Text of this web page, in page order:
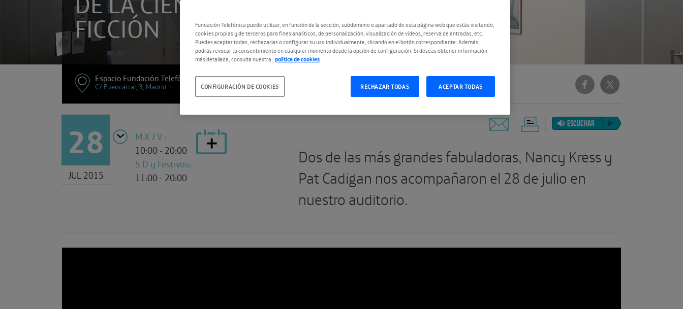
FICCIÓN
Espacio Fundación Telefónica
C/ Fuencarral, 3, Madrid
28
JUL 2015
M X J V :
10:00 - 20:00
S D y Festivos:
11:00 - 20:00
ESCUCHAR
Dos de las más grandes fabuladoras, Nancy Kress y
Pat Cadigan nos acompañaron el 28 de julio en
nuestro auditorio.
Fundación Telefónica puede utilizar, en función de la sección, subdominio o apartado de esta página web que estás visitando,
cookies propias y de terceros para fines analíticos, de personalización, visualización de vídeos, reserva de entradas, etc.
Puedes aceptar todas, rechazarlas o configurar su uso individualmente, clicando en el botón correspondiente. Además,
podrás revocar tu consentimiento en cualquier momento desde la opción de configuración. Si deseas obtener información
más detallada, consulta nuestra política de cookies
RECHAZAR TODAS ACEPTAR TODAS
CONFIGURACIÓN DE COOKIES